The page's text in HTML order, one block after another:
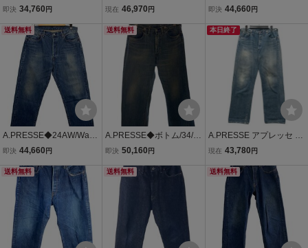
d Denim Pants/13oz/ボト
6
即決 34,760 円
ボタンフライ 23AAP-04-
現在 46,970 円
ed Denim Pants E(BLEA
パンツ/36×27/? NULL ?
即決 44,660 円
送料無料
A.PRESSE◆24AW/Wash
ed Denim Wide Pants/ウ
パンツ/36×28//
即決 44,660 円
送料無料
A.PRESSE◆ボトム/34/デ
ニム/BLU/24SAP-04-09
即決 50,160 円
本日終了
A.PRESSE アプレッセ A
P-4008 No.2 Washed De
ンツ インディゴ サイズ 3
4/30 正規品 / 55282
現在 43,780 円
送料無料 送料無料 送料無料